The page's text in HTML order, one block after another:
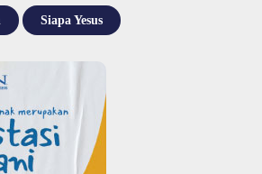
Siapa Yesus